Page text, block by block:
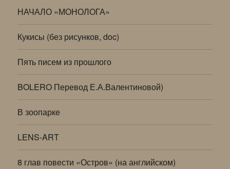
НАЧАЛО «МОНОЛОГА»
Кукисы (без рисунков, doc)
Пять писем из прошлого
BOLERO Перевод Е.А.Валентиновой)
В зоопарке
LENS-ART
8 глав повести «Остров» (на английском)